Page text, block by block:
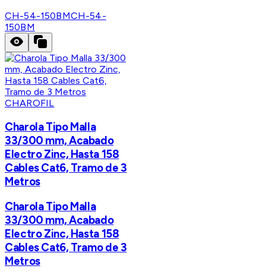
CH-54-150BMCH-54-
150BM
CHAROFIL
Charola Tipo Malla
33/300 mm, Acabado
Electro Zinc, Hasta 158
Cables Cat6, Tramo de 3
Metros
Charola Tipo Malla
33/300 mm, Acabado
Electro Zinc, Hasta 158
Cables Cat6, Tramo de 3
Metros